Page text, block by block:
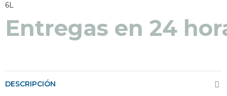
6L
Entregas en 24
DESCRIPCIÓN